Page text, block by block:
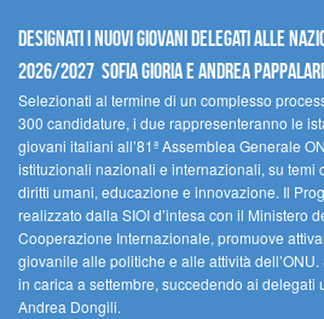
Designati i nuovi Giovani Delegati alle
2026/2027 Sofia Gioria e Andrea
Selezionati al termine di un complesso
300 candidature, i due rappresenteranno le
giovani italiani all’81ª Assemblea Generale
istituzionali nazionali e internazionali, su temi
diritti umani, educazione e innovazione. Il
realizzato dalla SIOI d’intesa con il Ministero
Cooperazione Internazionale, promuove
giovanile alle politiche e alle attività
in carica a settembre, succedendo ai delegati
Andrea Dongili.